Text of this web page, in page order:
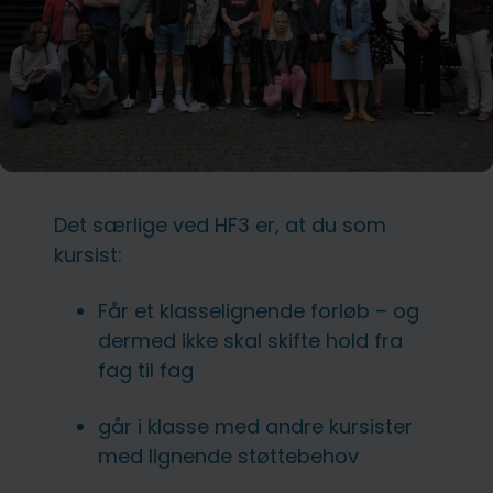
Det særlige ved HF3 er, at du som
kursist:
Får et klasselignende forløb – og
dermed ikke skal skifte hold fra
fag til fag
går i klasse med andre kursister
med lignende støttebehov